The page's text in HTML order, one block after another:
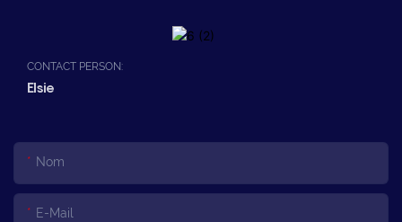
CONTACT PERSON:
Elsie
Nom
E-Mail